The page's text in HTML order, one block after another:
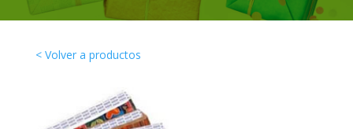
< Volver a productos